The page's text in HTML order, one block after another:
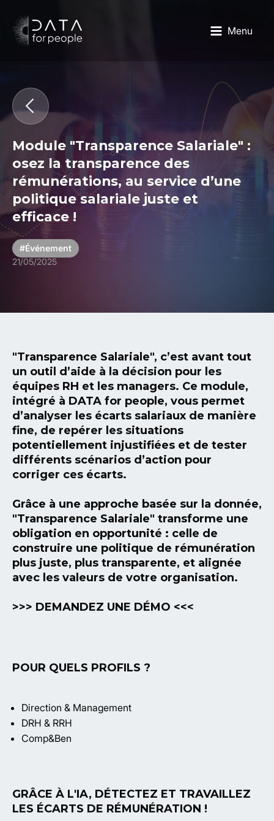
Menu
Module "Transparence Salariale" :
osez la transparence des
rémunérations, au service d’une
politique salariale juste et
efficace !
#Événement
21/05/2025
"Transparence Salariale", c’est avant tout
un outil d’aide à la décision pour les
équipes RH et les managers. Ce module,
intégré à DATA for people, vous permet
d’analyser les écarts salariaux de manière
fine, de repérer les situations
potentiellement injustifiées et de tester
différents scénarios d’action pour
corriger ces écarts.
Grâce à une approche basée sur la donnée,
"Transparence Salariale" transforme une
obligation en opportunité : celle de
construire une politique de rémunération
plus juste, plus transparente, et alignée
avec les valeurs de votre organisation.
>>> DEMANDEZ UNE DÉMO <<<
POUR QUELS PROFILS ?
Direction & Management
DRH & RRH
Comp&Ben
GRÂCE À L'IA, DÉTECTEZ ET TRAVAILLEZ
LES ÉCARTS DE RÉMUNÉRATION !